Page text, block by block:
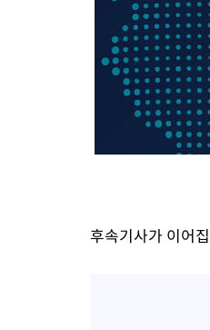
[속보]코스피 매도사이
[속보]전남광주 초대 시
서울 열대야 15일째
[속보]코스닥, 2.15포
[속보]코스피, 119.51
6월 경상수지 497.3억
[속보] 이란 대통령 "지금 최
후속기사가 이어